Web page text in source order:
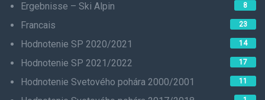
Ergebnisse – Ski Alpin 8
Francais 23
Hodnotenie SP 2020/2021 14
Hodnotenie SP 2021/2022 17
Hodnotenie Svetového pohára 2000/2001 11